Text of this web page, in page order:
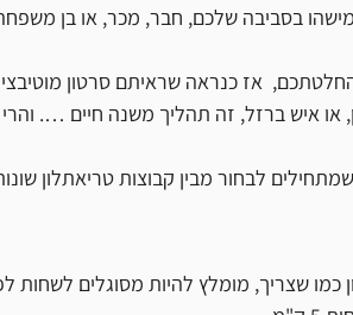
בסביבה שלכם, חבר, מכר, או בן
אז כנראה שראיתם סרטון
או איש ברזל, זה תהליך משנה חיים ….
לבחור מבין קבוצות טריאתלון